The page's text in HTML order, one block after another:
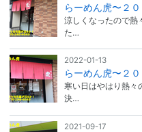
らーめん虎〜２
涼しくなったので熱
た…
2022-01-13
らーめん虎〜２
寒い日はやはり熱々
決…
2021-09-17